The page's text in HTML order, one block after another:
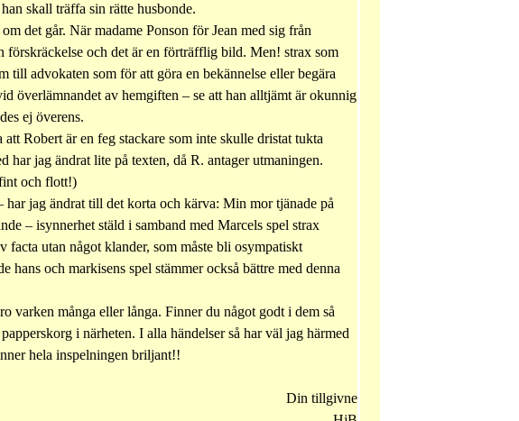
skall träffa sin rätte husbonde.
det går. När madame Ponson för Jean med sig från
och det är en förträfflig bild. Men! strax som
advokaten som för att göra en bekännelse eller begära
överlämnandet av hemgiften – se att han alltjämt är okunnig
ej överens.
Robert är en feg stackare som inte skulle dristat tukta
har jag ändrat lite på texten, då R. antager utmaningen.
och flott!)
har jag ändrat till det korta och kärva: Min mor tjänade på
– isynnerhet stäld i samband med Marcels spel strax
utan något klander, som måste bli osympatiskt
hans och markisens spel stämmer också bättre med denna
varken många eller långa. Finner du något godt i dem så
i närheten. I alla händelser så har väl jag härmed
hela inspelningen briljant!!
Din tillgivne